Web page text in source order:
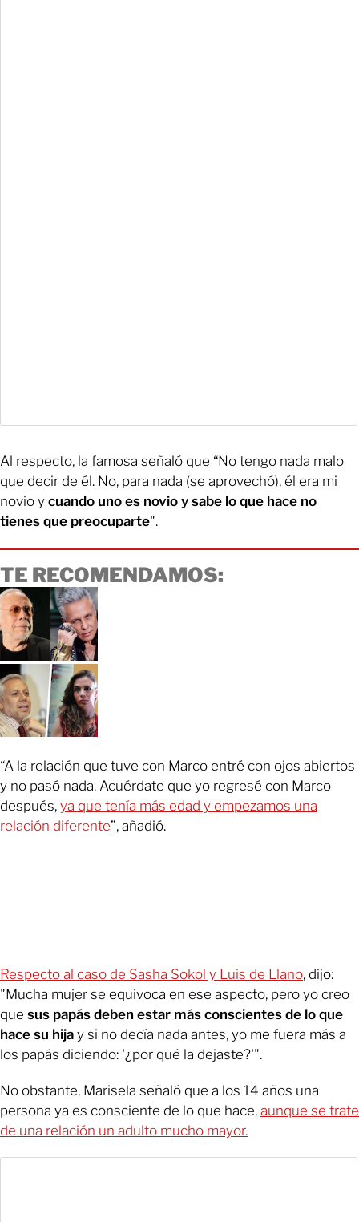
Al respecto, la famosa señaló que “No tengo nada malo
que decir de él. No, para nada (se aprovechó), él era mi
novio y cuando uno es novio y sabe lo que hace no
tienes que preocuparte".
TE RECOMENDAMOS:
“A la relación que tuve con Marco entré con ojos abiertos
y no pasó nada. Acuérdate que yo regresé con Marco
después, ya que tenía más edad y empezamos una
relación diferente”, añadió.
Respecto al caso de Sasha Sokol y Luis de Llano, dijo:
"Mucha mujer se equivoca en ese aspecto, pero yo creo
que sus papás deben estar más conscientes de lo que
hace su hija y si no decía nada antes, yo me fuera más a
los papás diciendo: '¿por qué la dejaste?'".
No obstante, Marisela señaló que a los 14 años una
persona ya es consciente de lo que hace, aunque se trate
de una relación un adulto mucho mayor.